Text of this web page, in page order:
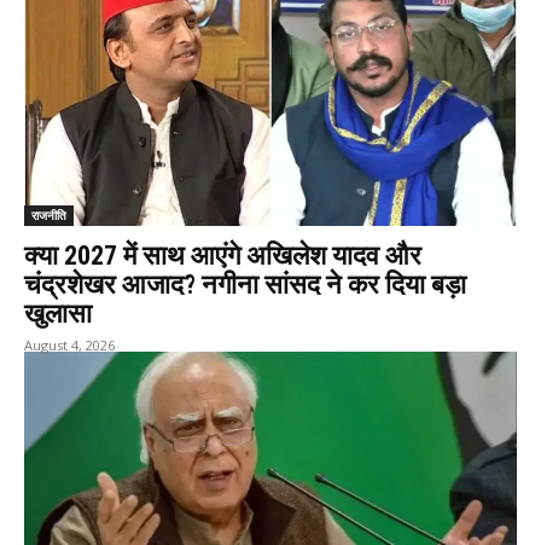
राजनीति
क्या 2027 में साथ आएंगे अखिलेश यादव और
चंद्रशेखर आजाद? नगीना सांसद ने कर दिया बड़ा
खुलासा
August 4, 2026